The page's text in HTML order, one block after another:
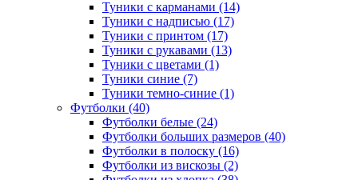
Туники с карманами (14)
Туники с надписью (17)
Туники с принтом (17)
Туники с рукавами (13)
Туники с цветами (1)
Туники синие (7)
Туники темно-синие (1)
Футболки (40)
Футболки белые (24)
Футболки больших размеров (40)
Футболки в полоску (16)
Футболки из вискозы (2)